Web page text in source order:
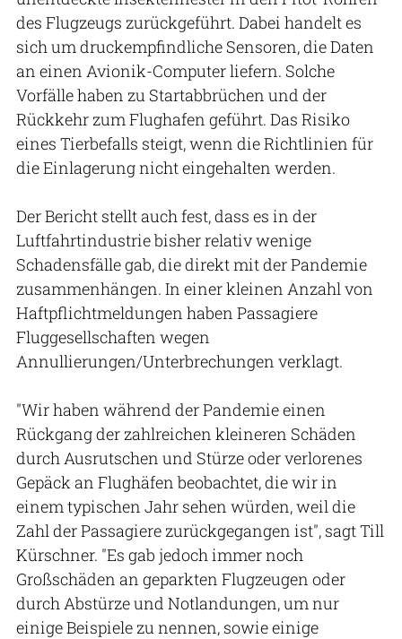
des Flugzeugs zurückgeführt. Dabei handelt es
sich um druckempfindliche Sensoren, die Daten
an einen Avionik-Computer liefern. Solche
Vorfälle haben zu Startabbrüchen und der
Rückkehr zum Flughafen geführt. Das Risiko
eines Tierbefalls steigt, wenn die Richtlinien für
die Einlagerung nicht eingehalten werden.
Der Bericht stellt auch fest, dass es in der
Luftfahrtindustrie bisher relativ wenige
Schadensfälle gab, die direkt mit der Pandemie
zusammenhängen. In einer kleinen Anzahl von
Haftpflichtmeldungen haben Passagiere
Fluggesellschaften wegen
Annullierungen/Unterbrechungen verklagt.
"Wir haben während der Pandemie einen
Rückgang der zahlreichen kleineren Schäden
durch Ausrutschen und Stürze oder verlorenes
Gepäck an Flughäfen beobachtet, die wir in
einem typischen Jahr sehen würden, weil die
Zahl der Passagiere zurückgegangen ist", sagt Till
Kürschner. "Es gab jedoch immer noch
Großschäden an geparkten Flugzeugen oder
durch Abstürze und Notlandungen, um nur
einige Beispiele zu nennen, sowie einige